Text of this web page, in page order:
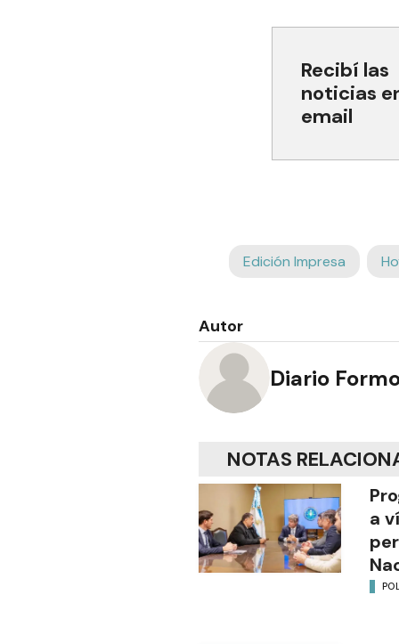
Recibí las
noticias
email
Edición Impresa
Autor
Diario
NOTAS
a